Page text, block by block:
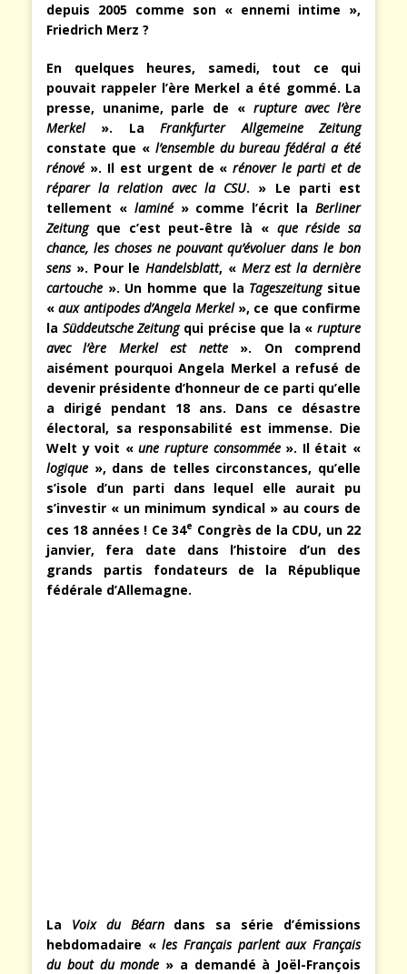
depuis 2005 comme son « ennemi intime »,
Friedrich Merz ?
En quelques heures, samedi, tout ce qui
pouvait rappeler l’ère Merkel a été gommé. La
presse, unanime, parle de «rupture avec l’ère
Merkel». LaFrankfurter Allgemeine Zeitung
constate que « l’ensemble du bureau fédéral a été
rénové». Il est urgent de «rénover le parti et de
réparer la relation avec la CSU. » Le parti est
tellement « laminé» comme l’écrit laBerliner
Zeitungque c’est peut-être là « que réside sa
chance, les choses ne pouvant qu’évoluer dans le bon
sens». Pour leHandelsblatt, « Merz est la dernière
cartouche ». Un homme que la Tageszeitung situe
«aux antipodes d’Angela Merkel», ce que confirme
la Süddeutsche Zeitung qui précise que la « rupture
avec l’ère Merkel est nette». On comprend
aisément pourquoi Angela Merkel a refusé de
devenir présidente d’honneur de ce parti qu’elle
a dirigé pendant 18 ans. Dans ce désastre
électoral, sa responsabilité est immense. Die
Welt y voit «une rupture consommée». Il était «
logique », dans de telles circonstances, qu’elle
s’isole d’un parti dans lequel elle aurait pu
s’investir « un minimum syndical » au cours de
ces 18 années ! Ce 34e Congrès de la CDU, un 22
janvier, fera date dans l’histoire d’un des
grands partis fondateurs de la République
fédérale d’Allemagne.
La Voix du Béarndans sa série d’émissions
hebdomadaire «les Français parlent aux Français
du bout du monde » a demandé à Joël-François